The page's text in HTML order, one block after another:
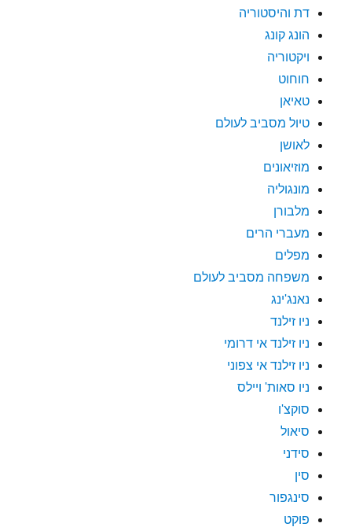
דת והיסטוריה
הונג קונג
ויקטוריה
חוחוט
טאיאן
טיול מסביב לעולם
לאושן
מוזיאונים
מונגוליה
מלבורן
מעברי הרים
מפלים
משפחה מסביב לעולם
נאנג'ינג
ניו זילנד
ניו זילנד אי דרומי
ניו זילנד אי צפוני
ניו סאות' ויילס
סוקצ'ו
סיאול
סידני
סין
סינגפור
פוקט